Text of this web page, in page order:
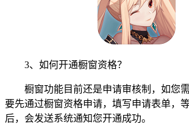
3、如何开通橱窗资格？
橱窗功能目前还是申请审核制，如您需
要先通过橱窗资格申请，填写申请表单，
后，会发送系统通知您开通成功。